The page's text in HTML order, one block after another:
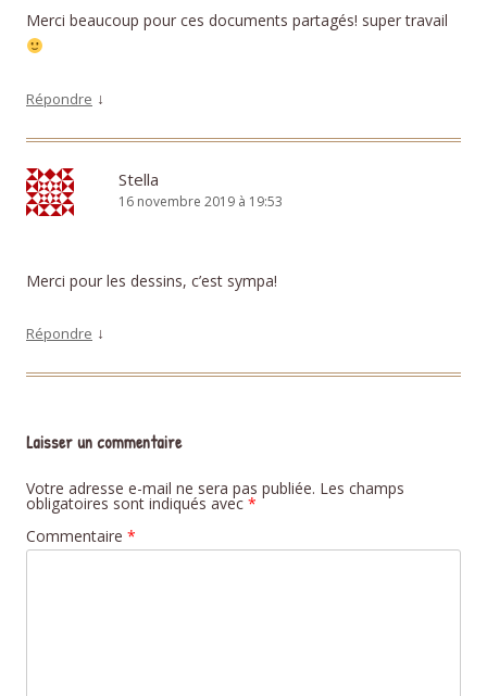
Merci beaucoup pour ces documents partagés! super travail
Répondre ↓
Stella
16 novembre 2019 à 19:53
Merci pour les dessins, c’est sympa!
Répondre ↓
Laisser un commentaire
Votre adresse e-mail ne sera pas publiée. Les champs
obligatoires sont indiqués avec *
Commentaire *